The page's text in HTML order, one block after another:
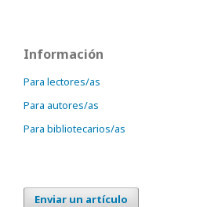
Información
Para lectores/as
Para autores/as
Para bibliotecarios/as
Enviar un artículo